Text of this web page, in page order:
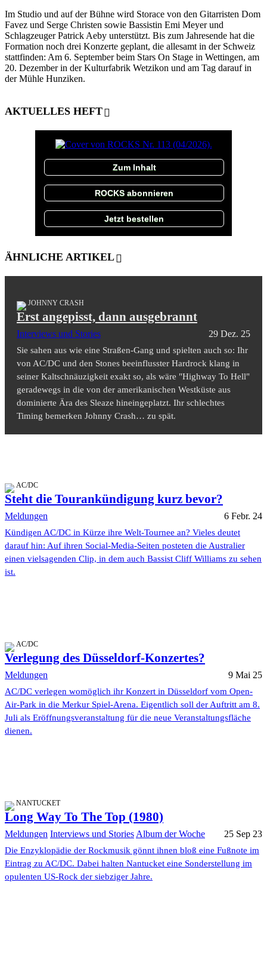
Im Studio und auf der Bühne wird Storace von den Gitarristen Dom
Favez und Serge Christen sowie Bassistin Emi Meyer und
Schlagzeuger Patrick Aeby unterstützt. Bis zum Jahresende hat die
Formation noch drei Konzerte geplant, die allesamt in der Schweiz
stattfinden: Am 6. September beim Stars On Stage in Wettingen, am
20. Dezember in der Kulturfabrik Wetzikon und am Tag darauf in
der Mühle Hunziken.
AKTUELLES HEFT
Zum Inhalt
ROCKS abonnieren
Jetzt bestellen
ÄHNLICHE ARTIKEL
JOHNNY CRASH
Erst angepisst, dann ausgebrannt
Interviews und Stories 29 Dez. 25
Sie sahen aus wie eine Straßen-Gang und spielten auch so: Ihr
von AC/DC und den Stones beeinflusster Hardrock klang in
seiner Kaltschnäuzigkeit exakt so, als wäre "Highway To Hell"
geradewegs in die von der amerikanischen Westküste aus
dominierte Ära des Sleaze hineingeplatzt. Ihr schlechtes
Timing bemerken Johnny Crash… zu spät.
AC/DC
Steht die Tourankündigung kurz bevor?
Meldungen 6 Febr. 24
Kündigen AC/DC in Kürze ihre Welt-Tournee an? Vieles deutet
darauf hin: Auf ihren Social-Media-Seiten posteten die Australier
einen vielsagenden Clip, in dem auch Bassist Cliff Williams zu sehen
ist.
AC/DC
Verlegung des Düsseldorf-Konzertes?
Meldungen 9 Mai 25
AC/DC verlegen womöglich ihr Konzert in Düsseldorf vom Open-
Air-Park in die Merkur Spiel-Arena. Eigentlich soll der Auftritt am 8.
Juli als Eröffnungsveranstaltung für die neue Veranstaltungsfläche
dienen.
NANTUCKET
Long Way To The Top (1980)
Meldungen Interviews und Stories Album der Woche 25 Sep 23
Die Enzyklopädie der Rockmusik gönnt ihnen bloß eine Fußnote im
Eintrag zu AC/DC. Dabei halten Nantucket eine Sonderstellung im
opulenten US-Rock der siebziger Jahre.